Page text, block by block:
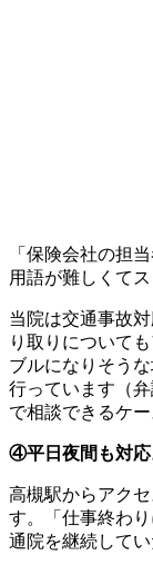
「保険会社の担
用語が難しくて
当院は交通事故
り取りについて
ブルになりそうな
行っています（
で相談できるケ
④平日夜間も対応
高槻駅からアク
す。「仕事終わ
通院を継続してい